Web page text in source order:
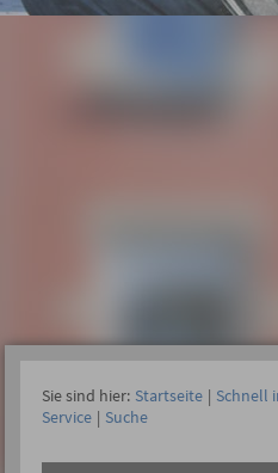
Sie sind hier: Startseite | Schnell
Service | Suche